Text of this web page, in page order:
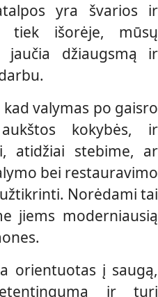
yra švarios ir
tiek išorėje, mūsų
džiaugsmą ir
valymas po gaisro
kokybės, ir
atidžiai stebime, ar
bei restauravimo
Norėdami tai
jiems moderniausią
orientuotas į saugą,
ir turi